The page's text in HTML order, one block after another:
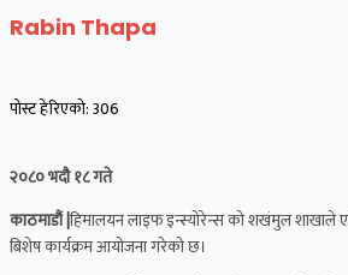
Rabin Thapa
पोस्ट हेरिएको:306
२०८० भदौ १८ गते
काठमाडौं | हिमालयन लाइफ इन्स्योरेन्स को शखंमुल शाखाले
बिशेष कार्यक्रम आयोजना गरेको छ।